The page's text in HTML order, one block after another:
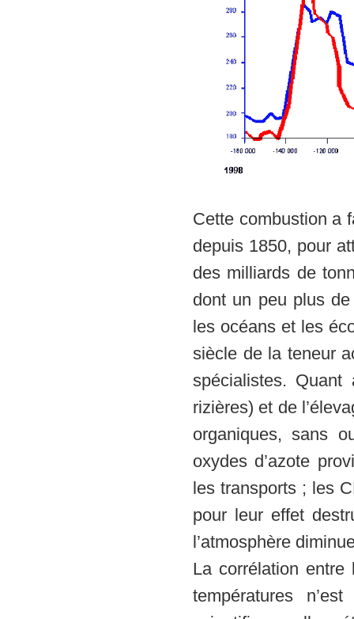
Cette combustion a
depuis 1850, pour
des milliards de
dont un peu plus
les océans et les
siècle de la teneur
spécialistes. Quant
rizières) et de
organiques, sans
oxydes d’azote
les transports ; les
pour leur effet
l’atmosphère
La corrélation entre
températures